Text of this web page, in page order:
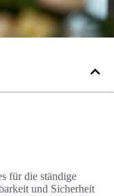
für die ständige
und Sicherheit